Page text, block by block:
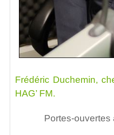
Frédéric Duchemin,
HAG’ FM.
Portes-